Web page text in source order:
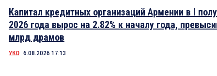
Капитал кредитных организаций Армении в I
2026 года вырос на 2.82% к началу года,
млрд драмов
УКО 6.08.2026 17:13